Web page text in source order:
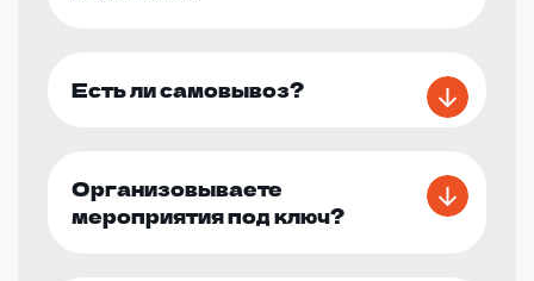
Есть ли самовывоз?
Организовываете
мероприятия под ключ?